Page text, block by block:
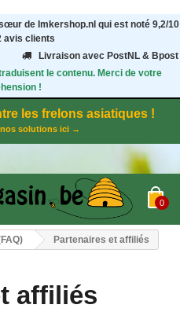
de Imkershop.nl qui est noté 9,2/10
avis clients
Livraison avec PostNL & Bpost
le contenu. Merci de votre
!
les frelons asiatiques !
solutions ici →
0
Partenaires et affiliés
affiliés